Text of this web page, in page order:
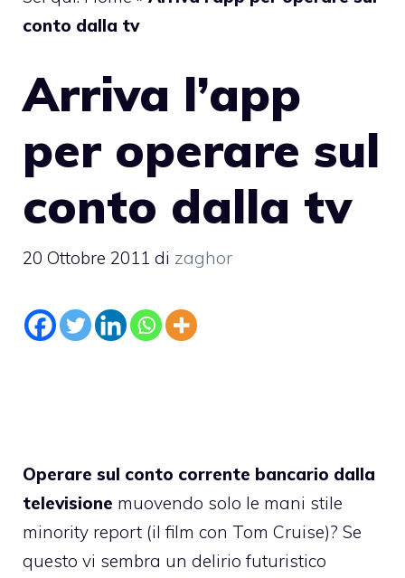
conto dalla tv
Arriva l’app
per operare sul
conto dalla tv
20 Ottobre 2011 di zaghor
Operare sul conto corrente bancario dalla
televisione muovendo solo le mani stile
minority report (il film con Tom Cruise)? Se
questo vi sembra un delirio futuristico